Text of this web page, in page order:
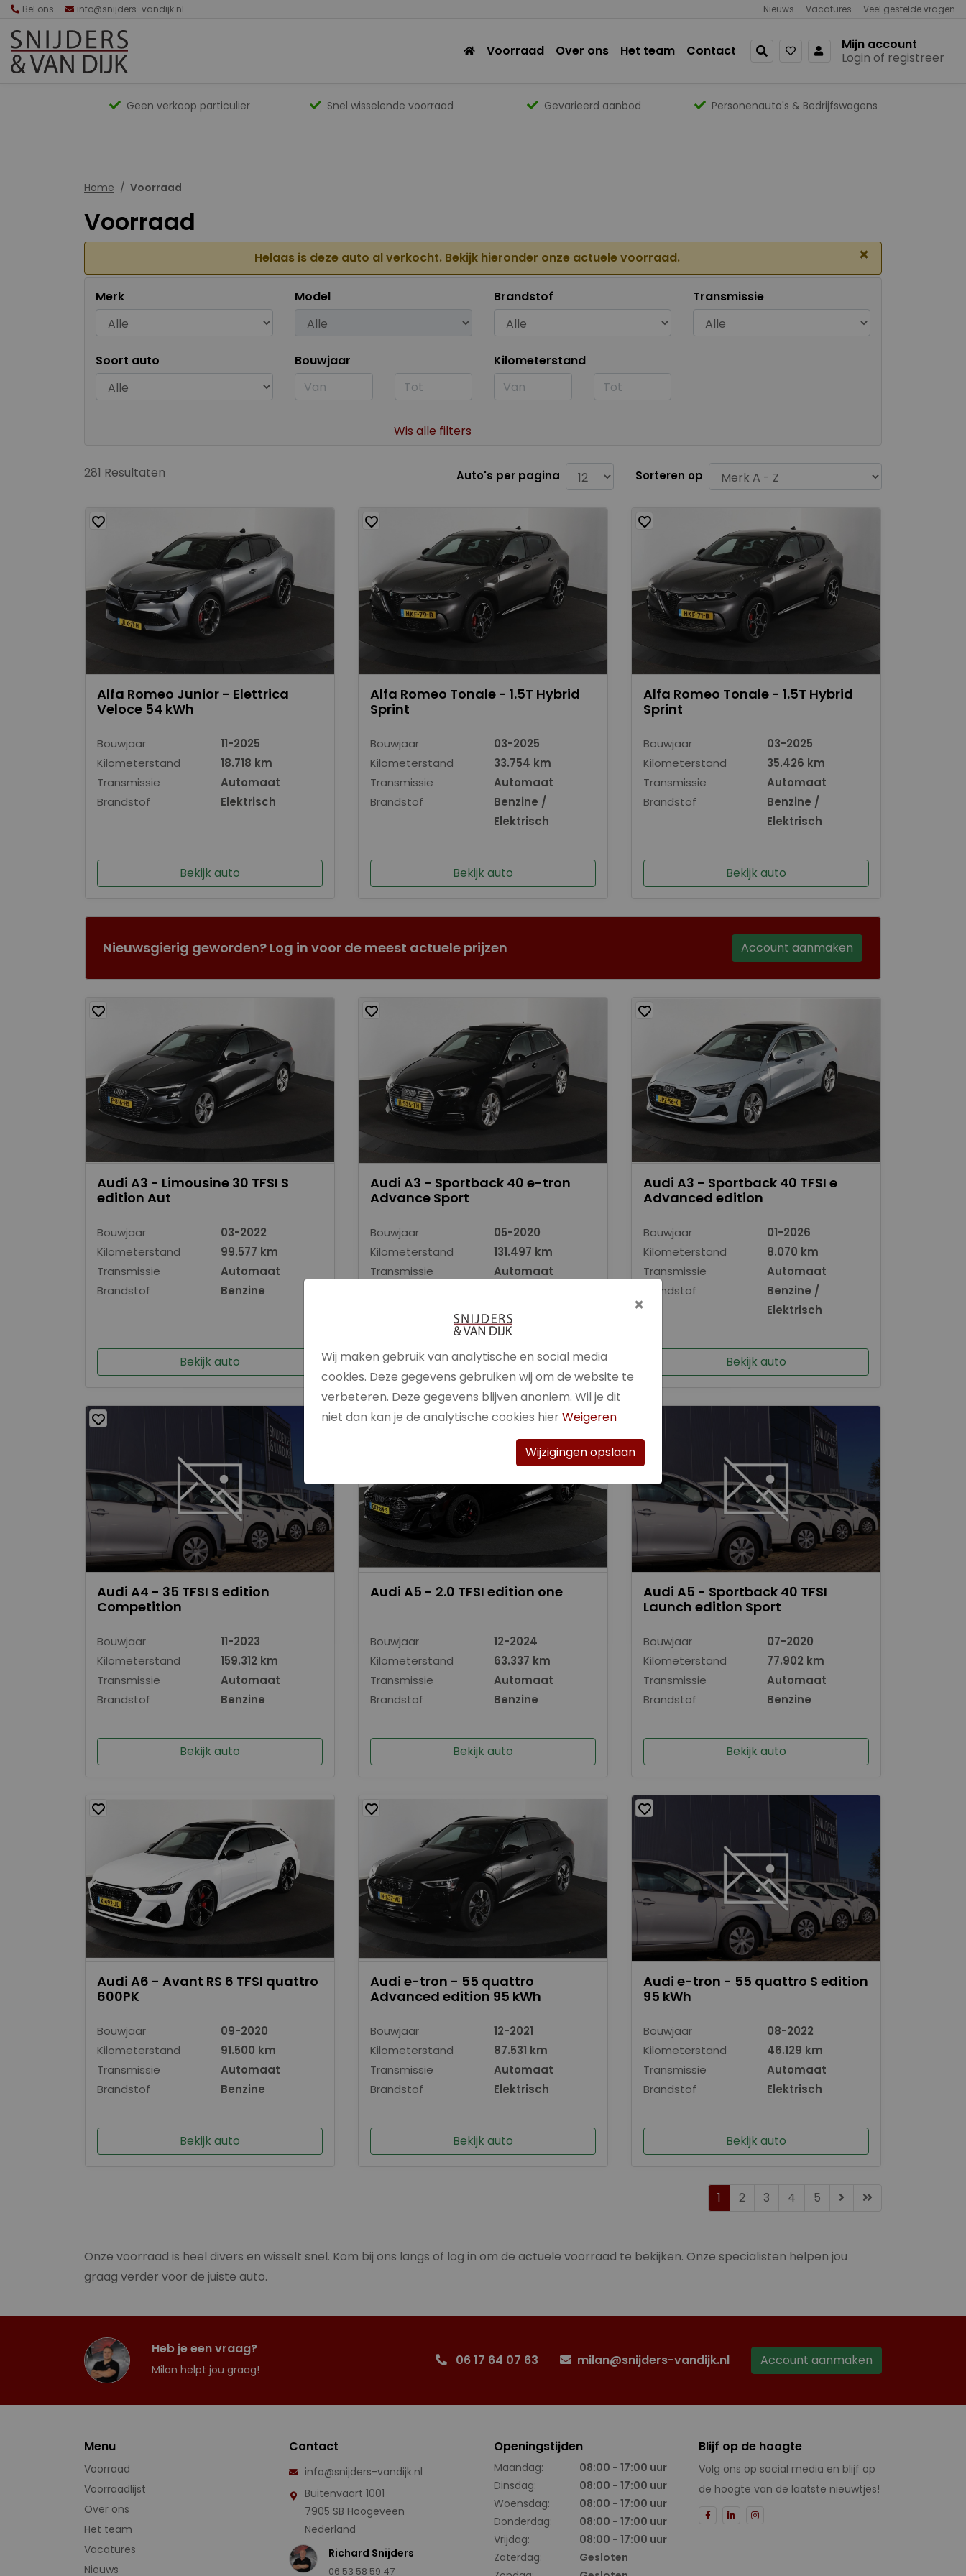
Bel ons info@snijders-vandijk.nl Nieuws Vacatures Veel gestelde vragen
Voorraad Over ons Het team Contact
Mijn account
Login of registreer
Geen verkoop particulier Snel wisselende voorraad Gevarieerd aanbod Personenauto's & Bedrijfswagens
Home Voorraad
Voorraad
Helaas is deze auto al verkocht. Bekijk hieronder onze actuele voorraad. ×
Merk Model Brandstof Transmissie
Soort auto Bouwjaar Kilometerstand
Wis alle filters
281 Resultaten Auto's per pagina Sorteren op
Alfa Romeo Junior - Elettrica
Veloce 54 kWh
Bouwjaar
11-2025
Kilometerstand
18.718 km
Transmissie
Automaat
Brandstof
Elektrisch
Bekijk auto
Alfa Romeo Tonale - 1.5T Hybrid
Sprint
Bouwjaar
03-2025
Kilometerstand
33.754 km
Transmissie
Automaat
Brandstof
Benzine /
Elektrisch
Bekijk auto
Alfa Romeo Tonale - 1.5T Hybrid
Sprint
Bouwjaar
03-2025
Kilometerstand
35.426 km
Transmissie
Automaat
Brandstof
Benzine /
Elektrisch
Bekijk auto
Nieuwsgierig geworden? Log in voor de meest actuele prijzen Account aanmaken
Audi A3 - Limousine 30 TFSI S
edition Aut
Bouwjaar
03-2022
Kilometerstand
99.577 km
Transmissie
Automaat
Brandstof
Benzine
Bekijk auto
Audi A3 - Sportback 40 e-tron
Advance Sport
Bouwjaar
05-2020
Kilometerstand
131.497 km
Transmissie
Automaat
Elektrisch
Bekijk auto
Audi A3 - Sportback 40 TFSI e
Advanced edition
Bouwjaar
01-2026
Kilometerstand
8.070 km
Transmissie
Automaat
Brandstof
Benzine /
Elektrisch
Bekijk auto
Audi A4 - 35 TFSI S edition
Competition
Bouwjaar
11-2023
Kilometerstand
159.312 km
Transmissie
Automaat
Brandstof
Benzine
Bekijk auto
Audi A5 - 2.0 TFSI edition one
Bouwjaar
12-2024
Kilometerstand
63.337 km
Transmissie
Automaat
Brandstof
Benzine
Bekijk auto
Audi A5 - Sportback 40 TFSI
Launch edition Sport
Bouwjaar
07-2020
Kilometerstand
77.902 km
Transmissie
Automaat
Brandstof
Benzine
Bekijk auto
Audi A6 - Avant RS 6 TFSI quattro
600PK
Bouwjaar
09-2020
Kilometerstand
91.500 km
Transmissie
Automaat
Brandstof
Benzine
Bekijk auto
Audi e-tron - 55 quattro
Advanced edition 95 kWh
Bouwjaar
12-2021
Kilometerstand
87.531 km
Transmissie
Automaat
Brandstof
Elektrisch
Bekijk auto
Audi e-tron - 55 quattro S edition
95 kWh
Bouwjaar
08-2022
Kilometerstand
46.129 km
Transmissie
Automaat
Brandstof
Elektrisch
Bekijk auto
1 2 3 4 5
Onze voorraad is heel divers en wisselt snel. Kom bij ons langs of log in om de actuele voorraad te bekijken. Onze specialisten helpen jou
graag verder voor de juiste auto.
Heb je een vraag?
Milan helpt jou graag!
06 17 64 07 63 milan@snijders-vandijk.nl Account aanmaken
Menu
Voorraad
Voorraadlijst
Over ons
Het team
Vacatures
Nieuws
Contact
info@snijders-vandijk.nl
Buitenvaart 1001
7905 SB Hoogeveen
Nederland
Richard Snijders
06 53 58 59 47
Openingstijden
Maandag:
08:00 - 17:00 uur
Dinsdag:
08:00 - 17:00 uur
Woensdag:
08:00 - 17:00 uur
Donderdag:
08:00 - 17:00 uur
Vrijdag:
08:00 - 17:00 uur
Zaterdag:
Gesloten
Blijf op de hoogte
Volg ons op social media en blijf op
de hoogte van de laatste nieuwtjes!
×
Wij maken gebruik van analytische en social media
cookies. Deze gegevens gebruiken wij om de website te
verbeteren. Deze gegevens blijven anoniem. Wil je dit
niet dan kan je de analytische cookies hierWeigeren
Wijzigingen opslaan